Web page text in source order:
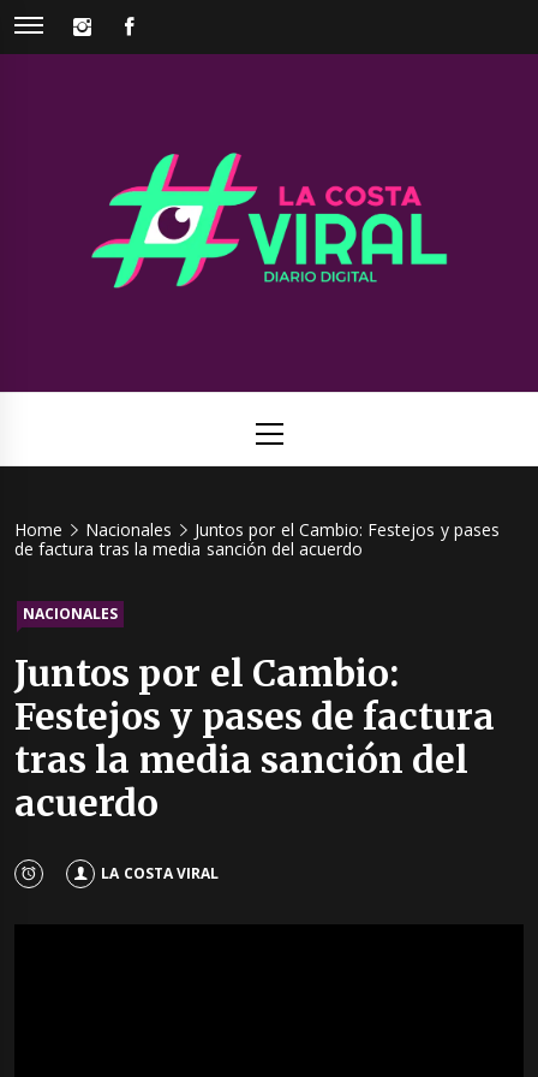
Skip
INSTAGRAM
Viral
Menu
Home Nacionales
Juntos por el Cambio: Festejos y pases
de factura tras la media sanción del acuerdo
NACIONALES
Juntos por el Cambio:
Festejos y pases de factura
tras la media sanción del
acuerdo
LA COSTA VIRAL